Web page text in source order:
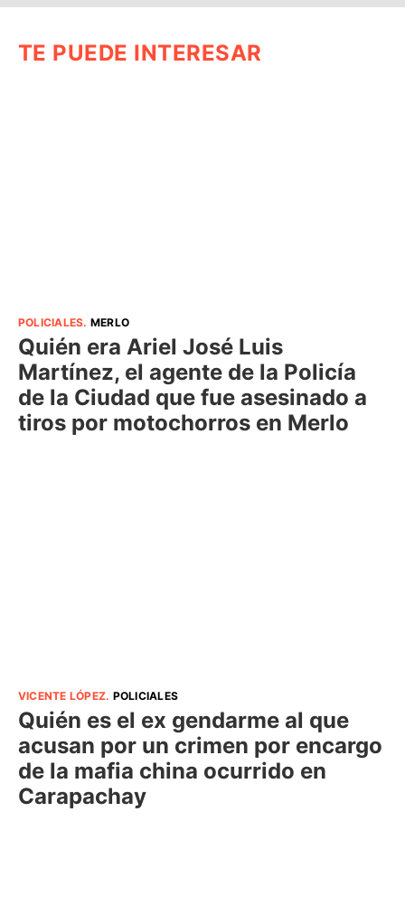
TE PUEDE INTERESAR
POLICIALES. MERLO
Quién era Ariel José Luis
Martínez, el agente de la Policía
de la Ciudad que fue asesinado a
tiros por motochorros en Merlo
VICENTE LÓPEZ. POLICIALES
Quién es el ex gendarme al que
acusan por un crimen por encargo
de la mafia china ocurrido en
Carapachay